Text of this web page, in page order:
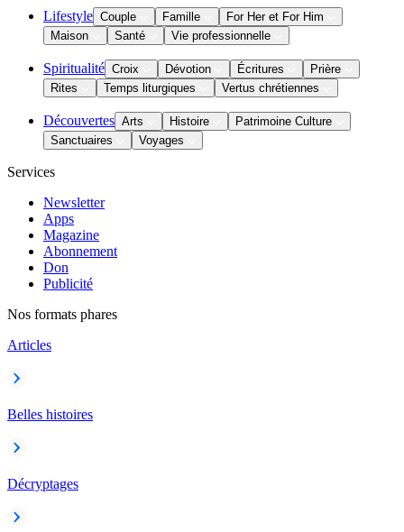
Lifestyle Couple Famille
For Her et For Him
Maison
Santé Vie professionnelle
Spiritualité Croix Dévotion Écritures
Prière
Rites
Temps liturgiques Vertus chrétiennes
Découvertes Arts Histoire
Patrimoine Culture
Sanctuaires
Voyages
Services
Newsletter
Apps
Magazine
Abonnement
Don
Publicité
Nos formats phares
Articles
Belles histoires
Décryptages